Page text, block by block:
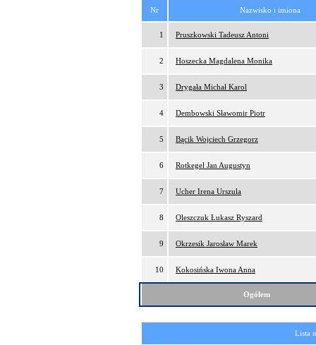
Nr Nazwisko i imiona
1 Pruszkowski Tadeusz Antoni
2 Hoszecka Magdalena Monika
3 Drygała Michał Karol
4 Dembowski Sławomir Piotr
5 Bącik Wojciech Grzegorz
6 Rotkegel Jan Augustyn
7 Ucher Irena Urszula
8 Oleszczuk Łukasz Ryszard
9 Okrzesik Jarosław Marek
10 Kokosińska Iwona Anna
Ogółem
Lista